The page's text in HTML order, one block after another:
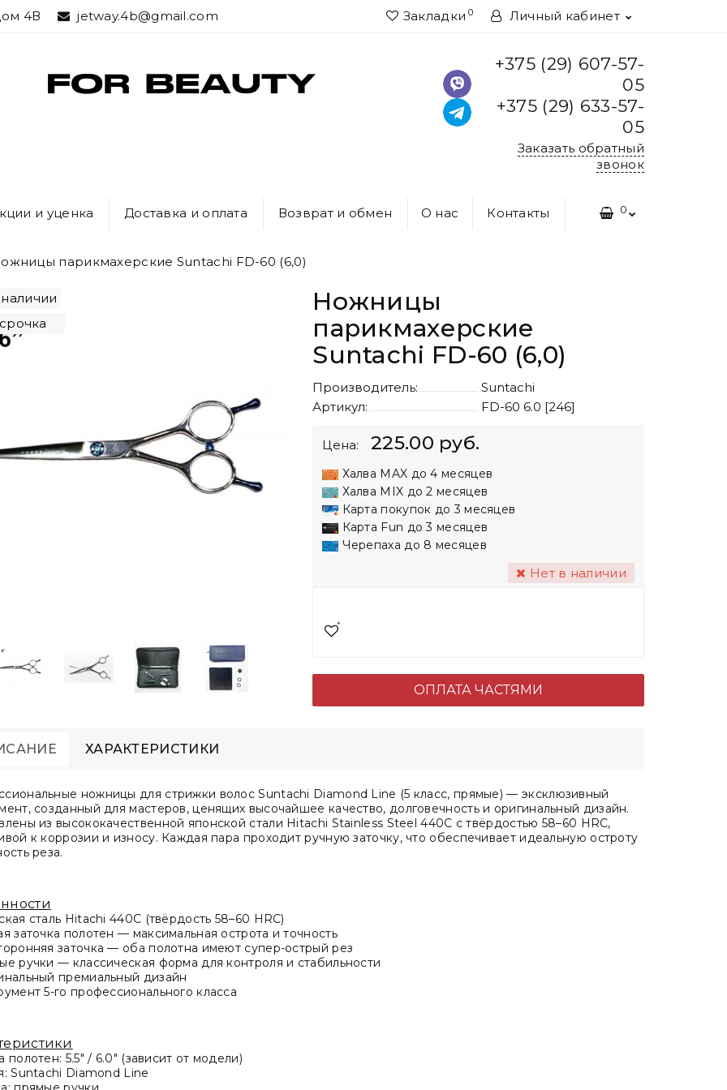
4В jetway.4b@gmail.com Закладки 0 Личный кабинет
+375 (29) 607-57-
05
+375 (29) 633-57-
05
Заказать обратный
звонок
и уценка Доставка и оплата Возврат и обмен О нас Контакты 0
парикмахерские Suntachi FD-60 (6,0)
Ножницы
парикмахерские
Suntachi FD-60 (6,0)
Производитель:
Suntachi
Артикул:
FD-60 6.0 [246]
Цена: 225.00 руб.
Халва MAX до 4 месяцев
Халва MIX до 2 месяцев
Карта покупок до 3 месяцев
Карта Fun до 3 месяцев
Черепаха до 8 месяцев
Нет в наличии
ОПЛАТА ЧАСТЯМИ
ХАРАКТЕРИСТИКИ
ножницы для стрижки волос Suntachi Diamond Line (5 класс, прямые) — эксклюзивный
созданный для мастеров, ценящих высочайшее качество, долговечность и оригинальный дизайн.
из высококачественной японской стали Hitachi Stainless Steel 440C с твёрдостью 58–60 HRC,
к коррозии и износу. Каждая пара проходит ручную заточку, что обеспечивает идеальную остроту
реза.
сталь Hitachi 440C (твёрдость 58–60 HRC)
заточка полотен — максимальная острота и точность
заточка — оба полотна имеют супер-острый рез
ручки — классическая форма для контроля и стабильности
премиальный дизайн
5-го профессионального класса
полотен: 5.5" / 6.0" (зависит от модели)
Suntachi Diamond Line